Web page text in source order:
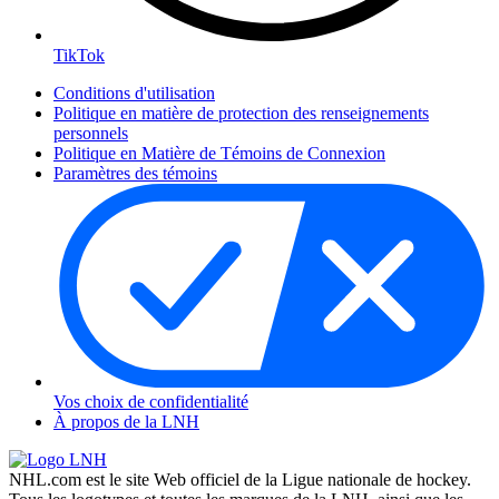
TikTok
Conditions d'utilisation
Politique en matière de protection des renseignements
personnels
Politique en Matière de Témoins de Connexion
Paramètres des témoins
Vos choix de confidentialité
À propos de la LNH
NHL.com est le site Web officiel de la Ligue nationale de hockey.